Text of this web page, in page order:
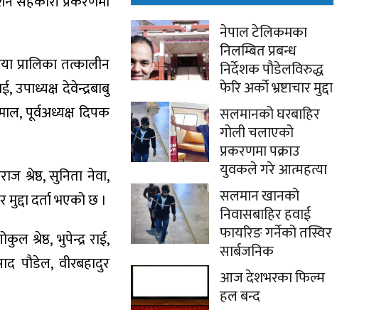
प्रालिका तत्कालीन
देवेन्द्रबाबु
पूर्वअध्यक्ष दिपक
श्रेष्ठ, सुनिता नेवा,
दर्ता भएको छ ।
श्रेष्ठ, भुपेन्द्र राई,
पौडेल, वीरबहादुर
नेपाल टेलिकमका
निलम्बित प्रबन्ध
निर्देशक पौडेलविरुद्ध
फेरि अर्को भ्रष्टाचार मुद्दा
सलमानको घरबाहिर
गोली चलाएको
प्रकरणमा पक्राउ
युवकले गरे आत्महत्या
सलमान खानको
निवासबाहिर हवाई
फायरिङ गर्नेको तस्विर
सार्बजनिक
आज देशभरका फिल्म
हल बन्द